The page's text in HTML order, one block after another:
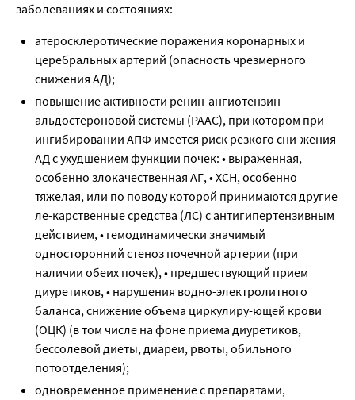
заболеваниях и состояниях:
атеросклеротические поражения коронарных и
церебральных артерий (опасность чрезмерного
снижения АД);
повышение активности ренин-ангиотензин-
альдостероновой системы (РААС), при котором при
ингибировании АПФ имеется риск резкого сни-жения
АД с ухудшением функции почек: • выраженная,
особенно злокачественная АГ, • ХСН, особенно
тяжелая, или по поводу которой принимаются другие
ле-карственные средства (ЛС) с антигипертензивным
действием, • гемодинамически значимый
односторонний стеноз почечной артерии (при
наличии обеих почек), • предшествующий прием
диуретиков, • нарушения водно-электролитного
баланса, снижение объема циркулиру-ющей крови
(ОЦК) (в том числе на фоне приема диуретиков,
бессолевой диеты, диареи, рвоты, обильного
потоотделения);
одновременное применение с препаратами,